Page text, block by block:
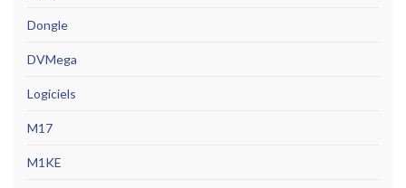
Dongle
DVMega
Logiciels
M17
M1KE